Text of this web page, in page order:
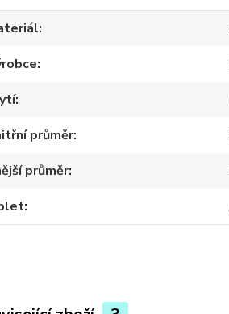
průměr
průměr